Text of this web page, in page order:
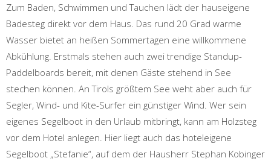
Zum Baden, Schwimmen und Tauchen lädt der hauseigene
Badesteg direkt vor dem Haus. Das rund 20 Grad warme
Wasser bietet an heißen Sommertagen eine willkommene
Abkühlung. Erstmals stehen auch zwei trendige Standup-
Paddelboards bereit, mit denen Gäste stehend in See
stechen können. An Tirols größtem See weht aber auch für
Segler, Wind- und Kite-Surfer ein günstiger Wind. Wer sein
eigenes Segelboot in den Urlaub mitbringt, kann am Holzsteg
vor dem Hotel anlegen. Hier liegt auch das hoteleigene
Segelboot „Stefanie“, auf dem der Hausherr Stephan Kobinger